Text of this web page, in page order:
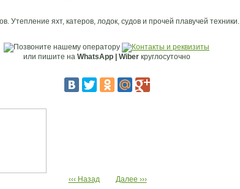
Утепление яхт, катеров, лодок, судов и прочей плавучей техники.
или пишите на WhatsApp | Wiberкруглосуточно
‹‹‹ Назад Далее ›››